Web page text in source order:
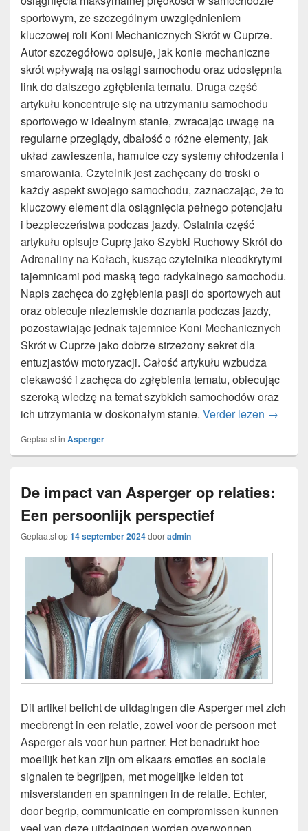
sportowym, ze szczególnym uwzględnieniem
kluczowej roli Koni Mechanicznych Skrót w Cuprze.
Autor szczegółowo opisuje, jak konie mechaniczne
skrót wpływają na osiągi samochodu oraz udostępnia
link do dalszego zgłębienia tematu. Druga część
artykułu koncentruje się na utrzymaniu samochodu
sportowego w idealnym stanie, zwracając uwagę na
regularne przeglądy, dbałość o różne elementy, jak
układ zawieszenia, hamulce czy systemy chłodzenia i
smarowania. Czytelnik jest zachęcany do troski o
każdy aspekt swojego samochodu, zaznaczając, że to
kluczowy element dla osiągnięcia pełnego potencjału
i bezpieczeństwa podczas jazdy. Ostatnia część
artykułu opisuje Cuprę jako Szybki Ruchowy Skrót do
Adrenaliny na Kołach, kusząc czytelnika nieodkrytymi
tajemnicami pod maską tego radykalnego samochodu.
Napis zachęca do zgłębienia pasji do sportowych aut
oraz obiecuje nieziemskie doznania podczas jazdy,
pozostawiając jednak tajemnice Koni Mechanicznych
Skrót w Cuprze jako dobrze strzeżony sekret dla
entuzjastów motoryzacji. Całość artykułu wzbudza
ciekawość i zachęca do zgłębienia tematu, obiecując
szeroką wiedzę na temat szybkich samochodów oraz
ich utrzymania w doskonałym stanie. Verder lezen →
Geplaatst in Asperger
De impact van Asperger op relaties:
Een persoonlijk perspectief
Geplaatst op14 september 2024dooradmin
Dit artikel belicht de uitdagingen die Asperger met zich
meebrengt in een relatie, zowel voor de persoon met
Asperger als voor hun partner. Het benadrukt hoe
moeilijk het kan zijn om elkaars emoties en sociale
signalen te begrijpen, met mogelijke leiden tot
misverstanden en spanningen in de relatie. Echter,
door begrip, communicatie en compromissen kunnen
veel van deze uitdagingen worden overwonnen.